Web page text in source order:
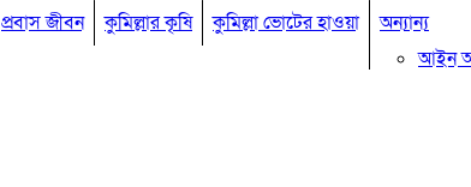
প্রবাস জীবন কুমিল্লার কৃষি কুমিল্লা ভোটের হাওয়া
অন্যান্য
আইন